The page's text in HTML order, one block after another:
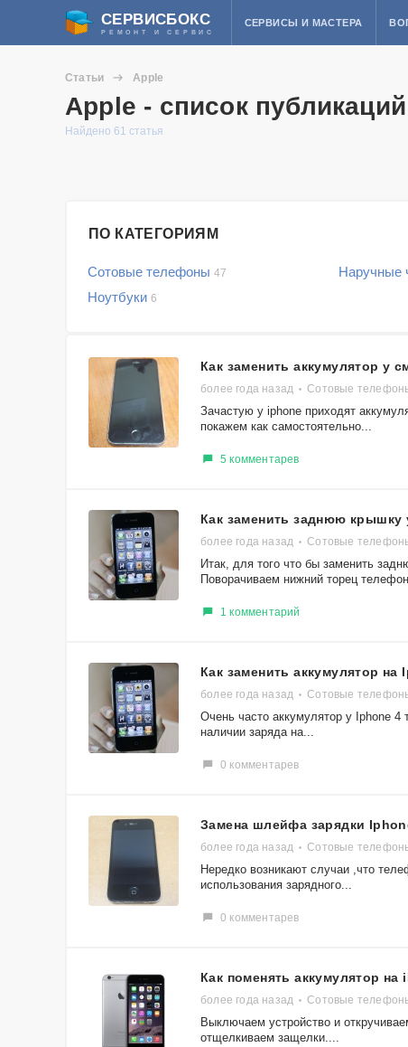
СЕРВИСБОКС
РЕМОНТ И СЕРВИС
СЕРВИСЫ И МАСТЕРА
Статьи Apple
Apple - список публикаций
Найдено 61 статья
ПО КАТЕГОРИЯМ
Сотовые телефоны 47 Наручные
Ноутбуки 6
Как заменить аккумулятор у
более года назад Сотовые
Зачастую у iphone приходят
покажем как самостоятельно...
5 комментарев
Как заменить заднюю крышку
более года назад Сотовые
Итак, для того что бы заменить
Поворачиваем нижний торец
1 комментарий
Как заменить аккумулятор на
более года назад Сотовые
Очень часто аккумулятор у Iphone 4
наличии заряда на...
0 комментарев
Замена шлейфа зарядки
более года назад Сотовые
Нередко возникают случаи ,что
использования зарядного...
0 комментарев
​Как поменять аккумулятор на
более года назад Сотовые
Выключаем устройство и
отщелкиваем защелки....